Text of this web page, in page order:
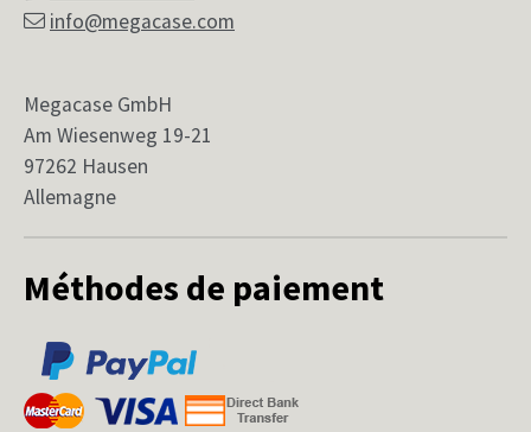
Méthodes de paiement
info@megacase.com
Megacase GmbH
Am Wiesenweg 19-21
97262 Hausen
Allemagne